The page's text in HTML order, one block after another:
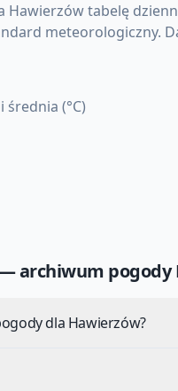
Hawierzów tabelę
meteorologiczny.
(°C)
archiwum pogody
dla Hawierzów?